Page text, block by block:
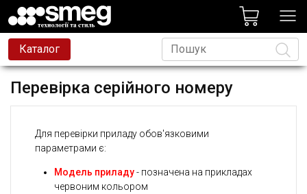
Каталог
техніка
техніка
техніка
Перевірка серійного номеру
Для перевірки приладу обов'язковими
параметрами є:
Модель приладу- позначена на прикладах
червоним кольором